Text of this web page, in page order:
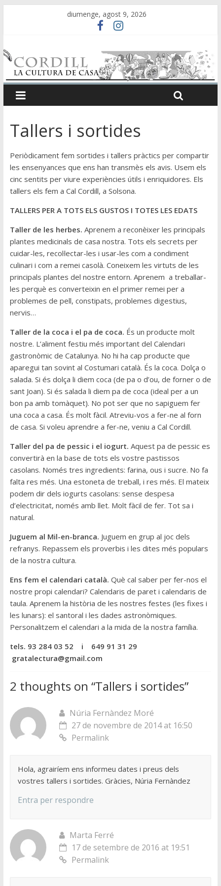
diumenge, agost 9, 2026
Tallers i sortides
Periòdicament fem sortides i tallers pràctics per compartir
les ensenyances que ens han transmès els avis. Usem els
cinc sentits per viure experiències útils i enriquidores. Els
tallers els fem a Cal Cordill, a Solsona.
TALLERS PER A TOTS ELS GUSTOS I TOTES LES EDATS
Taller de les herbes. Aprenem a reconèixer les principals
plantes medicinals de casa nostra. Tots els secrets per
cuidar-les, recol·lectar-les i usar-les com a condiment
culinari i com a remei casolà. Coneixem les virtuts de les
principals plantes del nostre entorn. Aprenem a treballar-
les perquè es converteixin en el primer remei per a
problemes de pell, constipats, problemes digestius,
nervis…
Taller de la coca i el pa de coca. És un producte molt
nostre. L’aliment festiu més important del Calendari
gastronòmic de Catalunya. No hi ha cap producte que
aparegui tan sovint al Costumari català. És la coca. Dolça o
salada. Si és dolça li diem coca (de pa o d’ou, de forner o de
sant Joan). Si és salada li diem pa de coca (ideal per a un
bon pa amb tomàquet). No pot ser que no sapiguem fer
una coca a casa. És molt fàcil. Atreviu-vos a fer-ne al forn
de casa. Si voleu aprendre a fer-ne, veniu a Cal Cordill.
Taller del pa de pessic i el iogurt. Aquest pa de pessic es
convertirà en la base de tots els vostre pastissos
casolans. Només tres ingredients: farina, ous i sucre. No fa
falta res més. Una estoneta de treball, i res més. El mateix
podem dir dels iogurts casolans: sense despesa
d’electricitat, només amb llet. Molt fàcil de fer. Tot sa i
natural.
Juguem al Mil-en-branca. Juguem en grup al joc dels
refranys. Repassem els proverbis i les dites més populars
de la nostra cultura.
Ens fem el calendari català. Què cal saber per fer-nos el
nostre propi calendari? Calendaris de paret i calendaris de
taula. Aprenem la història de les nostres festes (les fixes i
les lunars): el santoral i les dades astronòmiques.
Personalitzem el calendari a la mida de la nostra família.
tels. 93 284 03 52 i 649 91 31 29
gratalectura@gmail.com
2 thoughts on “Tallers i sortides”
Núria Fernàndez Moré
27 de novembre de 2014 at 16:50
Permalink
Hola, agrairíem ens informeu dates i preus dels
vostres tallers i sortides. Gràcies, Núria Fernàndez
Entra per respondre
Marta Ferré
17 de setembre de 2016 at 19:51
Permalink